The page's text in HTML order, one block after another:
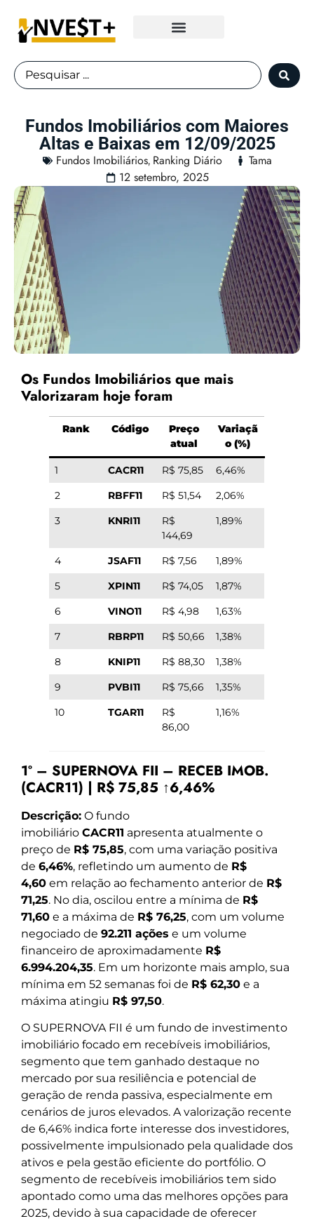
Fundos Imobiliários com Maiores
Altas e Baixas em 12/09/2025
Fundos Imobiliários, Ranking Diário
Tama
12 setembro, 2025
Os Fundos Imobiliários que mais
Valorizaram hoje foram
Rank Código
Preço
atual
Variaçã
o (%)
1 CACR11 R$ 75,85
6,46%
2
RBFF11 R$ 51,54
2,06%
3
KNRI11
R$
144,69
1,89%
4 JSAF11 R$ 7,56
1,89%
5
XPIN11 R$ 74,05
1,87%
6
VINO11 R$ 4,98
1,63%
7
RBRP11 R$ 50,66
1,38%
8
KNIP11 R$ 88,30
1,38%
9
PVBI11 R$ 75,66
1,35%
10
TGAR11
R$
86,00
1,16%
1º – SUPERNOVA FII – RECEB IMOB.
(CACR11) | R$ 75,85 ↑6,46%
Descrição: O fundo
imobiliário CACR11 apresenta atualmente o
preço de R$ 75,85, com uma variação positiva
de 6,46%, refletindo um aumento de R$
4,60 em relação ao fechamento anterior de R$
71,25. No dia, oscilou entre a mínima de R$
71,60 e a máxima de R$ 76,25, com um volume
negociado de 92.211 ações e um volume
financeiro de aproximadamente R$
6.994.204,35. Em um horizonte mais amplo, sua
mínima em 52 semanas foi de R$ 62,30 e a
máxima atingiu R$ 97,50.
O SUPERNOVA FII é um fundo de investimento
imobiliário focado em recebíveis imobiliários,
segmento que tem ganhado destaque no
mercado por sua resiliência e potencial de
geração de renda passiva, especialmente em
cenários de juros elevados. A valorização recente
de 6,46% indica forte interesse dos investidores,
possivelmente impulsionado pela qualidade dos
ativos e pela gestão eficiente do portfólio. O
segmento de recebíveis imobiliários tem sido
apontado como uma das melhores opções para
2025, devido à sua capacidade de oferecer